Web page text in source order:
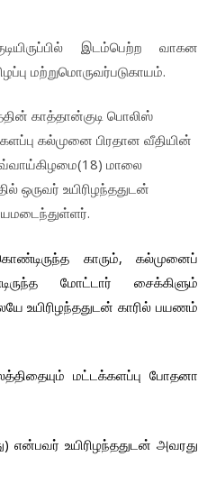
இடம்பெற்ற
வாகன
மற்றுமொருவர்படுகாயம்.
காத்தான்குடி பொலிஸ்
கல்முனை பிரதான வீதியின்
(18) மாலை
ஒருவர் உயிரிழந்ததுடன்
.
காரும்,கல்முனைப்
மோட்டார்
சைக்கிளும்
உயிரிழந்ததுடன் காரில் பயணம்
மட்டக்களப்பு
போதனா
)என்பவர் உயிரிழந்ததுடன் அவரது